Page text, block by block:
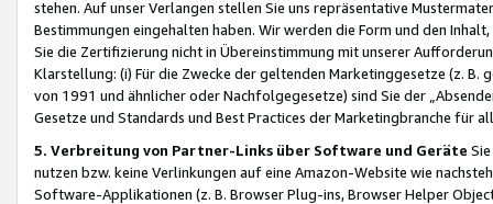
stehen. Auf unser Verlangen stellen Sie uns repräsentative
Bestimmungen eingehalten haben. Wir werden die Form und den
Sie die Zertifizierung nicht in Übereinstimmung mit unserer
Klarstellung: (i) Für die Zwecke der geltenden Marketinggesetze (z. B.
von 1991 und ähnlicher oder Nachfolgegesetze) sind Sie der
Gesetze und Standards und Best Practices der Marketingbranche für
5. Verbreitung von Partner-Links über Software und Geräte
nutzen bzw. keine Verlinkungen auf eine Amazon-Website wie
Software-Applikationen (z. B. Browser Plug-ins, Browser Helper